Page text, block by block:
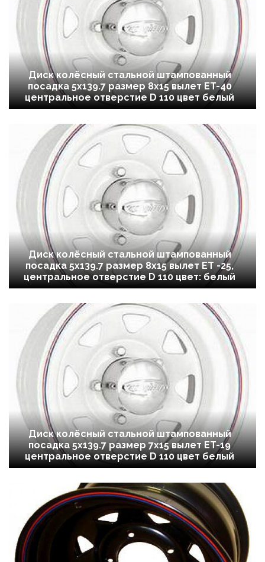
Диск колёсный стальной штампованный
посадка 5x139.7 размер 8х15 вылет ET-40
центральное отверстие D 110 цвет белый
Диск колёсный стальной штампованный
посадка 5x139.7 размер 8х15 вылет ET -25,
центральное отверстие D 110 цвет: белый
Диск колёсный стальной штампованный
посадка 5x139.7 размер 7х15 вылет ET-19
центральное отверстие D 110 цвет белый